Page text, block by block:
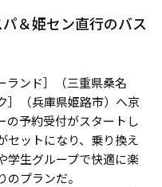
＆姫セン直行のバス
ランド］（三重県桑名
］（兵庫県姫路市）へ京
の予約受付がスタートし
セットになり、乗り換え
学生グループで快適に楽
プランだ。